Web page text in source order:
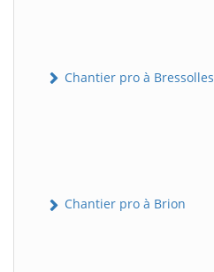
Chantier pro à Bressolles
Chantier pro à Brion